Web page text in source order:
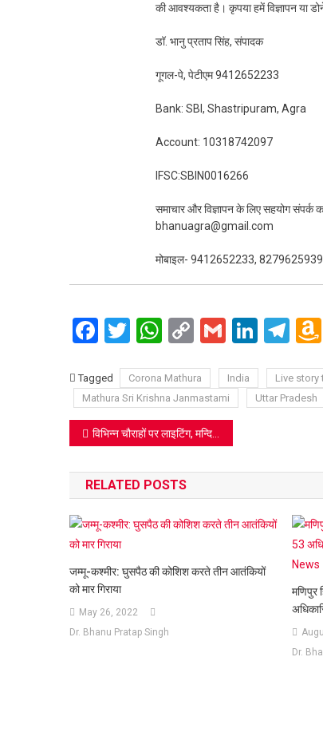
की आवश्यकता है। कृपया हमें विज्ञापन या
डॉ. भानु प्रताप सिंह, संपादक
गूगल-पे, पेटीएम 9412652233
Bank: SBI, Shastripuram, Agra
Account: 10318742097
IFSC:SBIN0016266
समाचार और विज्ञापन के लिए सहयोग
bhanuagra@gmail.com
मोबाइल- 9412652233, 8279625939
Facebook
Twitter
WhatsApp
CopyGmail
Tagged Corona Mathura India Live story
Mathura Sri Krishna Janmastami
Uttar Pradesh
Post
navigation
विभिन्न चौराहों पर लाइटिंग, मन्दिरों में की जा रही भव्य सजावट
RELATED POSTS
जम्‍मू-कश्‍मीर: घुसपैठ की कोशिश करते तीन आतंक‍ियों
को मार ग‍िराया
May 26, 2022
Dr. Bhanu Pratap Singh
मणिपुर
Dr.